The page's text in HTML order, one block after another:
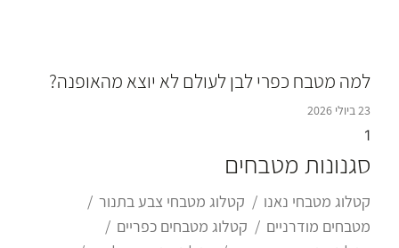
למה מטבח כפרי לבן לעולם לא יוצא מהאופנה?
23 ביולי 2026
סגנונות מטבחים
קטלוג מטבחי נאנו
קטלוג מטבחי צבע בתנור
מטבחים מודרניים
קטלוג מטבחים כפריים